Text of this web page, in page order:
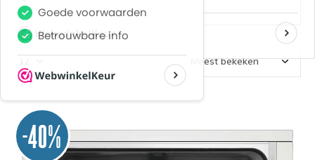
FILTER
-40%